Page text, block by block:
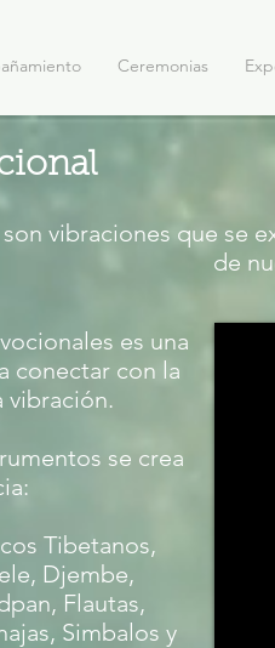
Ceremonias
vibraciones que se
de
es una
conectar con la
vibración.
se crea
Tibetanos,
Djembe,
Flautas,
Simbalos y